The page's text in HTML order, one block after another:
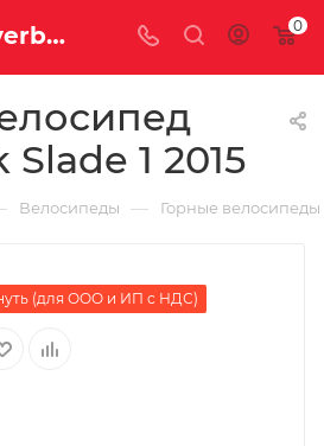
Купить Silverback Slade 1 2015 за рублей, а со скидкой 0
1 2015
Велосипеды — Горные велосипеды
(для ООО и ИП с НДС)